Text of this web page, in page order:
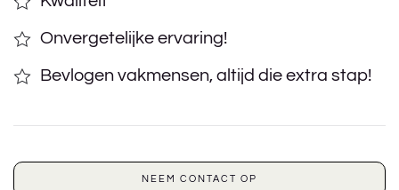
Onvergetelijke ervaring!
Bevlogen vakmensen, altijd die extra stap!
NEEM CONTACT OP